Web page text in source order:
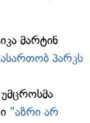
მარტინ
პარკს
"აზრი არ